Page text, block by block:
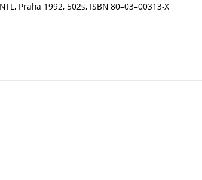
Praha 1992, 502s, ISBN 80–03–00313-X